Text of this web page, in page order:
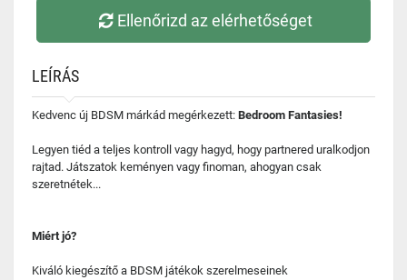
Ellenőrizd az elérhetőséget
LEÍRÁS
Kedvenc új BDSM márkád megérkezett: Bedroom Fantasies!
Legyen tiéd a teljes kontroll vagy hagyd, hogy partnered uralkodjon
rajtad. Játszatok keményen vagy finoman, ahogyan csak
szeretnétek...
Miért jó?
Kiváló kiegészítő a BDSM játékok szerelmeseinek